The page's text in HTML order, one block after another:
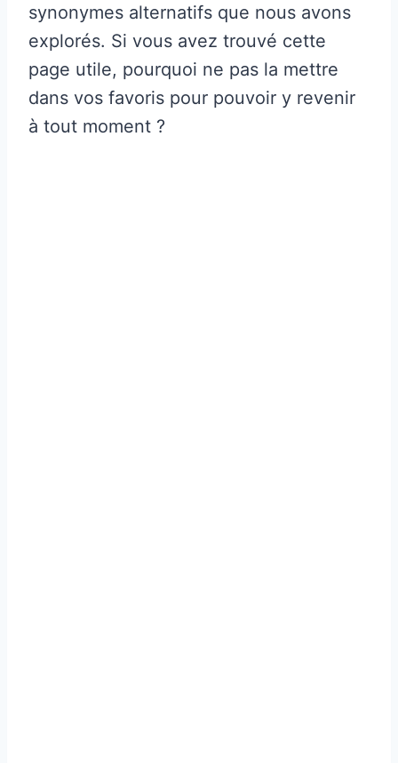
synonymes alternatifs que nous avons
explorés. Si vous avez trouvé cette
page utile, pourquoi ne pas la mettre
dans vos favoris pour pouvoir y revenir
à tout moment ?